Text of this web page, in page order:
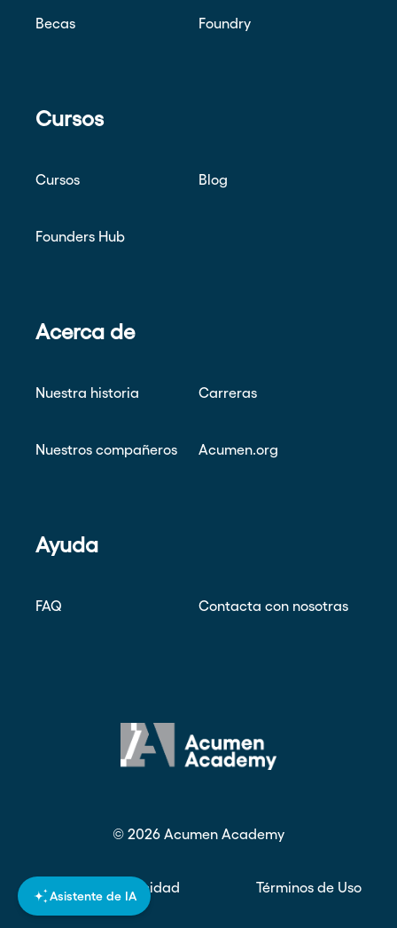
Asistente de IA
Becas Foundry
Cursos
Cursos Blog
Founders Hub
Acerca de
Nuestra historia Carreras
Nuestros compañeros Acumen.org
Ayuda
FAQ Contacta con nosotras
© 2026 Acumen Academy
Política de privacidad Términos de Uso